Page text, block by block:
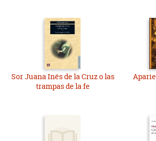
Sor Juana Inés de la Cruz o las
trampas de la fe